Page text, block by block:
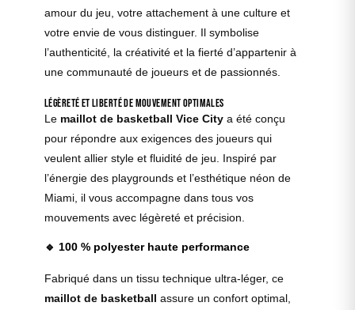
amour du jeu, votre attachement à une culture et
votre envie de vous distinguer. Il symbolise
l’authenticité, la créativité et la fierté d’appartenir à
une communauté de joueurs et de passionnés.
Légèreté et liberté de mouvement optimales
Le maillot de basketball Vice City a été conçu
pour répondre aux exigences des joueurs qui
veulent allier style et fluidité de jeu. Inspiré par
l’énergie des playgrounds et l’esthétique néon de
Miami, il vous accompagne dans tous vos
mouvements avec légèreté et précision.
🔹 100 % polyester haute performance
Fabriqué dans un tissu technique ultra-léger, ce
maillot de basketball assure un confort optimal,